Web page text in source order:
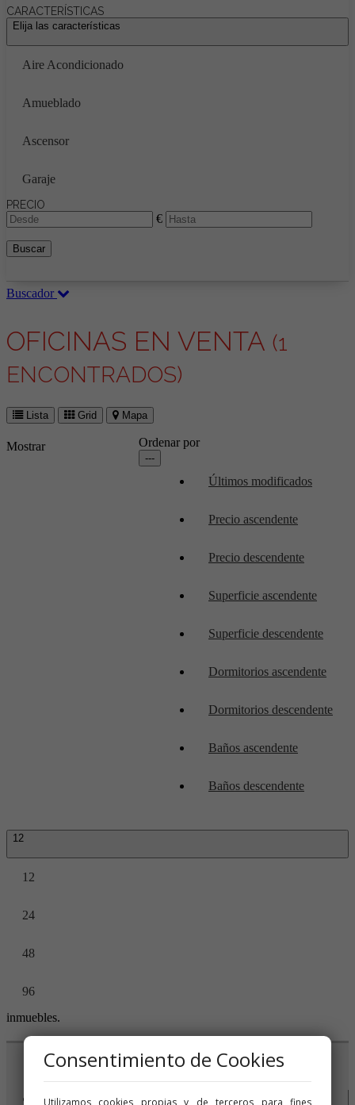
CARACTERÍSTICAS
Elija las características
Aire Acondicionado
Amueblado
Ascensor
Garaje
PRECIO
€
Buscar
Buscador
OFICINAS EN VENTA (1
ENCONTRADOS)
Lista Grid Mapa
Ordenar por
---
Últimos modificados
Precio ascendente
Precio descendente
Superficie ascendente
Superficie descendente
Dormitorios ascendente
Dormitorios descendente
Baños ascendente
Baños descendente
Mostrar
12
12
24
48
96
inmuebles.
INICIO
Consentimiento de Cookies
Utilizamos cookies propias y de terceros para fines